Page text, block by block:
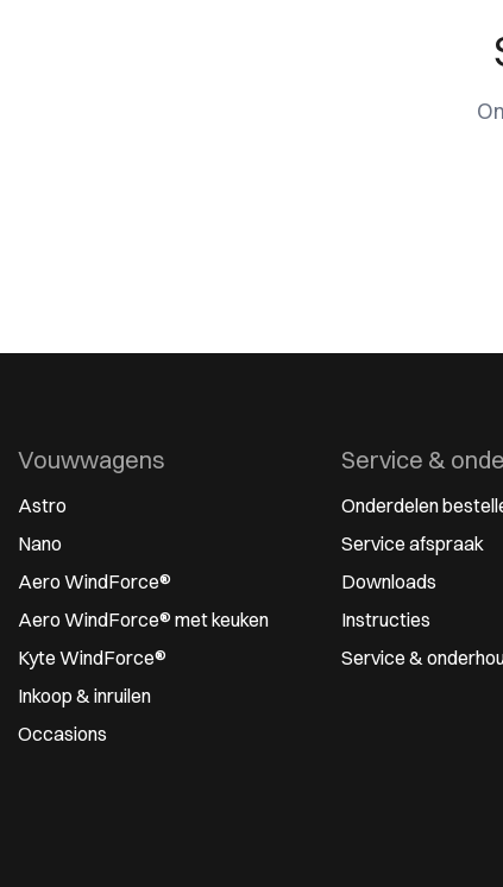
Vouwwagens
Astro
Nano
Aero WindForce®
Aero WindForce® met keuken
Kyte WindForce®
Inkoop & inruilen
Occasions
Service &
Onderdelen
Service afspraak
Downloads
Instructies
Service &